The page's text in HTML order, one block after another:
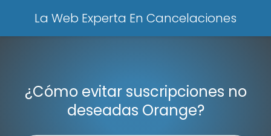
La Web Experta En Cancelaciones
¿Cómo evitar suscripciones no
deseadas Orange?